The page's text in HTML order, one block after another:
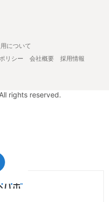
について
リシー 会社概要
採用情報
rights reserved.